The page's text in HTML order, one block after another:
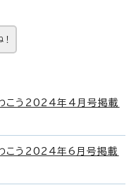
！
こう2024年4月号掲載
こう2024年6月号掲載